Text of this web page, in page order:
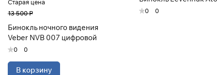
Старая цена
13 500 Р
Бинокль ночного видения
Veber NVB 007 цифровой
0 0
В корзину
0 0